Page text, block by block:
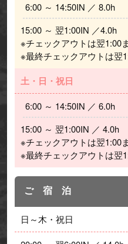
  6:00 ～ 14:50IN ／ 8.0h
15:00 ～ 翌1:00IN ／4.0h
※チェックアウトは翌1:00
※最終チェックアウトは翌
土・日・祝日
  6:00 ～ 14:50IN ／ 6.0h
15:00 ～ 翌1:00IN ／ 4.0h
※チェックアウトは翌1:00
※最終チェックアウトは翌
ご 宿 泊
日～木・祝日